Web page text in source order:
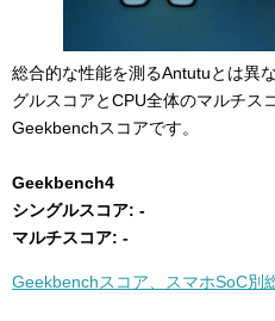
総合的な性能を測るAntutuとは異
グルスコアとCPU全体のマルチス
Geekbenchスコアです。
Geekbench4
シングルスコア: -
マルチスコア: -
Geekbenchスコア、スマホSoC別